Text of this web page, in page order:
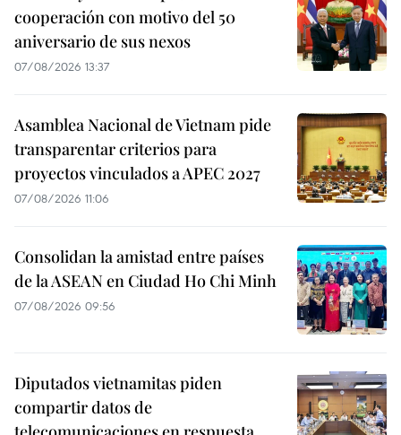
cooperación con motivo del 50
aniversario de sus nexos
07/08/2026 13:37
Asamblea Nacional de Vietnam pide
transparentar criterios para
proyectos vinculados a APEC 2027
07/08/2026 11:06
Consolidan la amistad entre países
de la ASEAN en Ciudad Ho Chi Minh
07/08/2026 09:56
Diputados vietnamitas piden
compartir datos de